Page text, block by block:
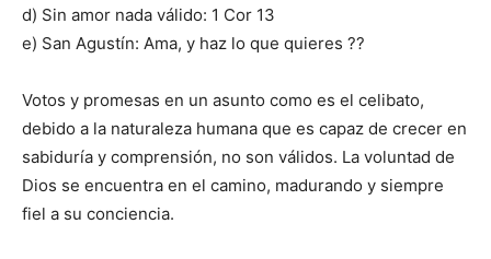
d) Sin amor nada válido: 1 Cor 13
e) San Agustín: Ama, y haz lo que quieres ??
Votos y promesas en un asunto como es el celibato,
debido a la naturaleza humana que es capaz de crecer en
sabiduría y comprensión, no son válidos. La voluntad de
Dios se encuentra en el camino, madurando y siempre
fiel a su conciencia.